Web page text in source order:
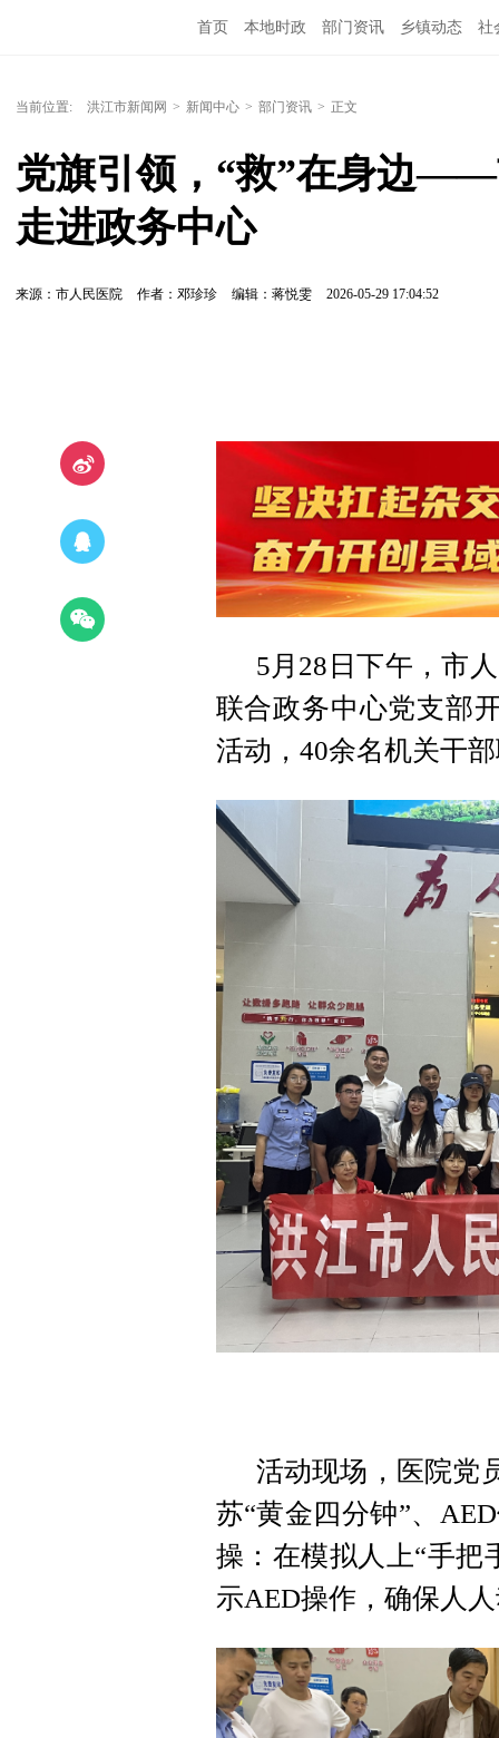
首页 本地时政 部门资讯 乡镇动态 社
当前位置: 洪江市新闻网 > 新闻中心 > 部门资讯 > 正文
党旗引领，“救”在身边
走进政务中心
来源：市人民医院 作者：邓珍珍 编辑：蒋悦雯 2026-05-29 17:04:52
5月28日下午，市
联合政务中心党支部
活动，40余名机关干
活动现场，医院党
苏“黄金四分钟”、
操：在模拟人上“手把
示AED操作，确保人